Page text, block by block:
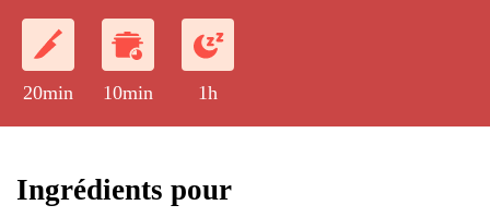
20min 10min 1h
Ingrédients pour